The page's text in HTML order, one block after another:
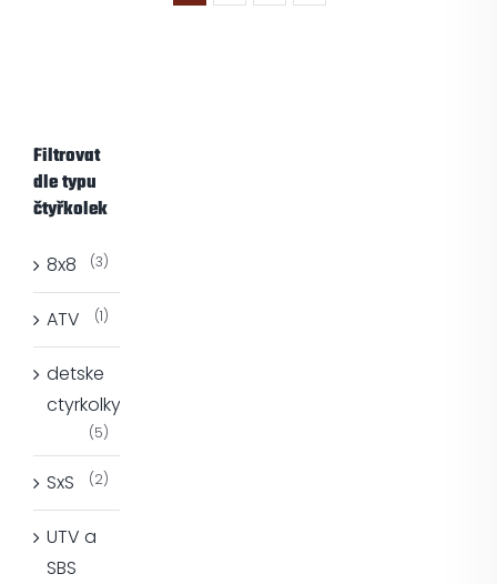
Filtrovat
dle typu
čtyřkolek
8x8 (3)
ATV (1)
detske
ctyrkolky
(5)
SxS (2)
UTV a
SBS